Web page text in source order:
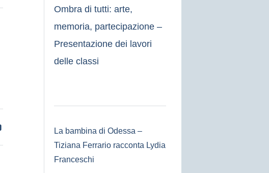
Ombra di tutti: arte,
memoria, partecipazione –
Presentazione dei lavori
delle classi
La bambina di Odessa –
Tiziana Ferrario racconta Lydia
Franceschi